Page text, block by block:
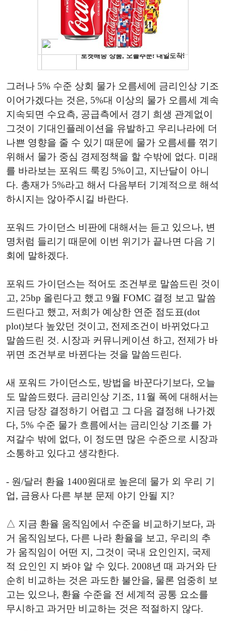
그러나 5% 수준 상회 물가 오름세에 금리인상 기조
이어가겠다는 것은, 5%대 이상의 물가 오름세 계속
지속되면 수요측, 공급측에서 경기 희생 관계없이
그것이 기대인플레이션을 유발하고 우리나라에 더
나쁜 영향을 줄 수 있기 때문에 물가 오름세를 꺾기
위해서 물가 중심 경제정책을 할 수밖에 없다. 미래
를 바라보는 포워드 룩킹 5%이고, 지난달이 아니
다. 총재가 5%라고 해서 다음부터 기계적으로 해석
하시지는 않아주시길 바란다.
포워드 가이던스 비판에 대해서는 듣고 있으나, 변
명처럼 들리기 때문에 이번 위기가 끝나면 다음 기
회에 말하겠다.
포워드 가이던스는 적어도 조건부로 말씀드린 것이
고, 25bp 올린다고 했고 9월 FOMC 결정 보고 말씀
드린다고 했고, 저희가 예상한 연준 점도표(dot
plot)보다 높았던 것이고, 전제조건이 바뀌었다고
말씀드린 것. 시장과 커뮤니케이션 하고, 전제가 바
뀌면 조건부로 바뀐다는 것을 말씀드린다.
새 포워드 가이던스도, 방법을 바꾼다기보다, 오늘
도 말씀드렸다. 금리인상 기조, 11월 폭에 대해서는
지금 당장 결정하기 어렵고 그 다음 결정해 나가겠
다, 5% 수준 물가 흐름에서는 금리인상 기조를 가
져갈수 밖에 없다, 이 정도면 많은 수준으로 시장과
소통하고 있다고 생각한다.
- 원/달러 환율 1400원대로 높은데 물가 외 우리 기
업, 금융사 다른 부분 문제 야기 안될 지?
△ 지금 환율 움직임에서 수준을 비교하기보다, 과
거 움직임보다, 다른 나라 환율을 보고, 우리의 추
가 움직임이 어떤 지, 그것이 국내 요인인지, 국제
적 요인인 지 봐야 알 수 있다. 2008년 때 과거와 단
순히 비교하는 것은 과도한 불안을, 물론 엄중히 보
고는 있으나, 환율 수준을 전 세계적 공통 요소를
무시하고 과거만 비교하는 것은 적절하지 않다.